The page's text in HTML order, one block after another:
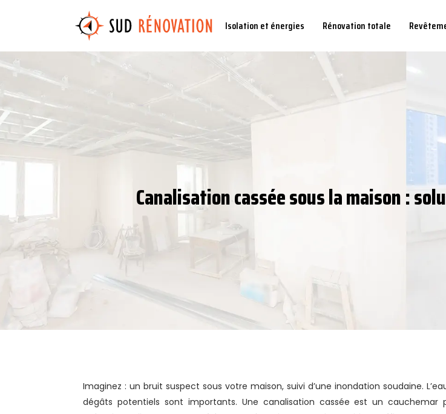
Isolation et énergies Rénovation totale
Canalisation cassée sous la maison :
Imaginez : un bruit suspect sous votre maison, suivi d’une inondation soudaine. L’eau jaillit, le stress monte, les
dégâts potentiels sont importants. Une canalisation cassée est un cauchemar